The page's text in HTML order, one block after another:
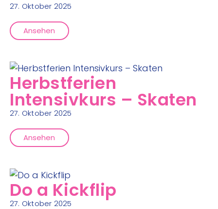
27. Oktober 2025
Ansehen
Herbstferien
Intensivkurs – Skaten
27. Oktober 2025
Ansehen
Do a Kickflip
27. Oktober 2025